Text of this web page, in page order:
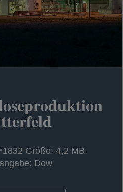
Größe: 4,2 MB.
Dow